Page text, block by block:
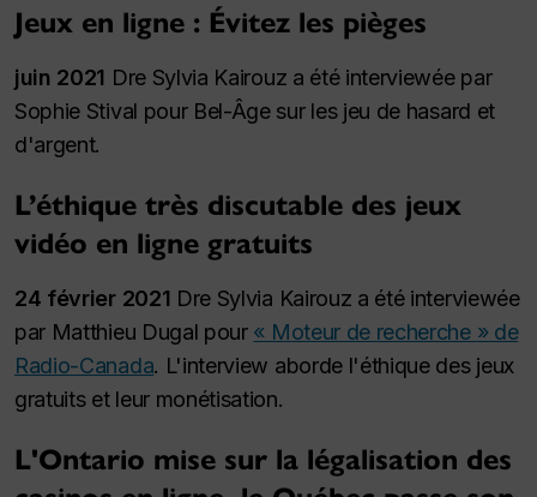
Jeux en ligne : Évitez les pièges
juin 2021 Dre Sylvia Kairouz a été interviewée par
Sophie Stival pour Bel-Âge sur les jeu de hasard et
d'argent.
L’éthique très discutable des jeux
vidéo en ligne gratuits
24 février 2021 Dre Sylvia Kairouz a été interviewée
par Matthieu Dugal pour « Moteur de recherche » de
Radio-Canada. L'interview aborde l'éthique des jeux
gratuits et leur monétisation.
L'Ontario mise sur la légalisation des